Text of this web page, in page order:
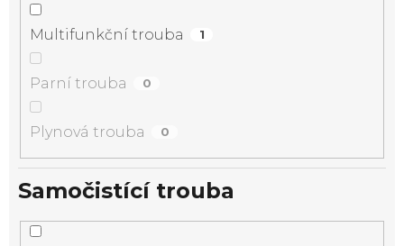
Multifunkční trouba 1
Parní trouba 0
Plynová trouba 0
Samočistící trouba